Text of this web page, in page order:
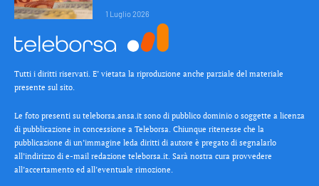
1 Luglio 2026
Tutti i diritti riservati. E’ vietata la riproduzione anche parziale del materiale
presente sul sito.
Le foto presenti su teleborsa.ansa.it sono di pubblico dominio o soggette a licenza
di pubblicazione in concessione a Teleborsa. Chiunque ritenesse che la
pubblicazione di un’immagine leda diritti di autore è pregato di segnalarlo
all’indirizzo di e-mail redazione teleborsa.it. Sarà nostra cura provvedere
all’accertamento ed all’eventuale rimozione.